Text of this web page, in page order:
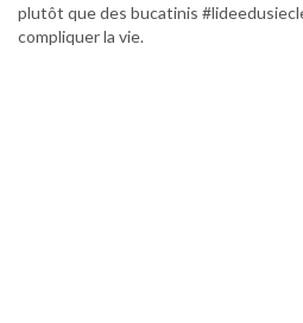
plutôt que des bucatinis
compliquer la vie.